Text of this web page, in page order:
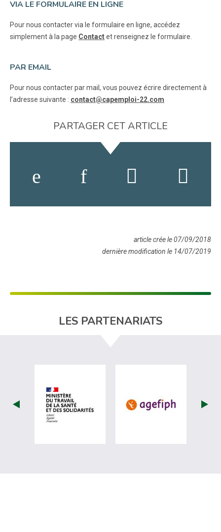
VIA LE FORMULAIRE EN LIGNE
Pour nous contacter via le formulaire en ligne, accédez
simplement à la page Contactet renseignez le formulaire.
PAR EMAIL
Pour nous contacter par mail, vous pouvez écrire directement à
l’adresse suivante : contact@capemploi-22.com
PARTAGER CET ARTICLE
article crée le 07/09/2018
dernière modification le 14/07/2019
LES PARTENARIATS
visiter les site de Ministère du travail
visiter les